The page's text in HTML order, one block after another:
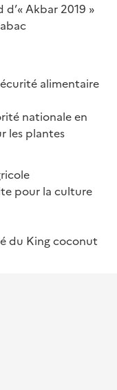
Akbar 2019 »
alimentaire
nationale en
les plantes
pour la culture
du King coconut